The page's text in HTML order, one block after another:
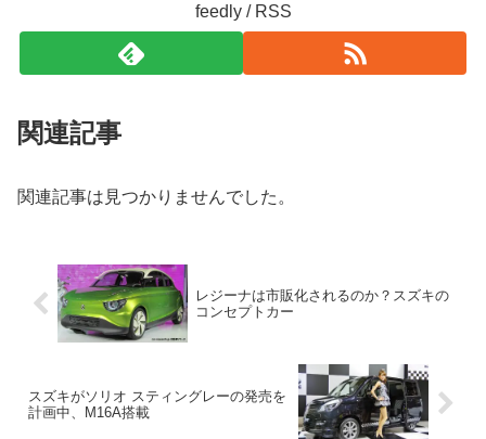
feedly / RSS
関連記事
関連記事は見つかりませんでした。
レジーナは市販化されるのか？スズキの
コンセプトカー
スズキがソリオ スティングレーの発売を
計画中、M16A搭載